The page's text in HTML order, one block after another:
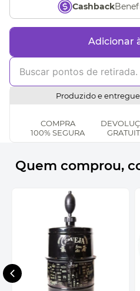
Cashback
Adicionar
Produzido e
COMPRA
100% SEGURA
Quem comprou,